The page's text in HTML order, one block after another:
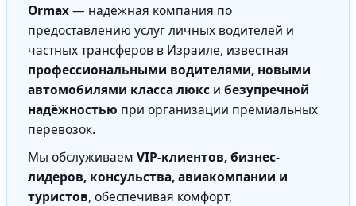
Ormax— надёжная компания по
предоставлению услуг личных водителей и
частных трансферов в Израиле, известная
профессиональными водителями, новыми
автомобилями класса люкс и безупречной
надёжностью при организации премиальных
перевозок.
Мы обслуживаем VIP-клиентов, бизнес-
лидеров, консульства, авиакомпании и
туристов, обеспечивая комфорт,